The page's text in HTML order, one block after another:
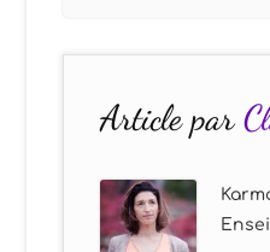
Article par